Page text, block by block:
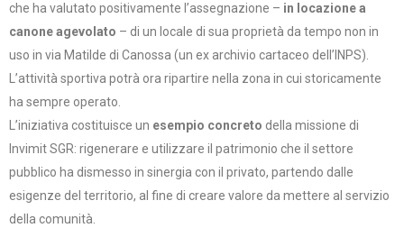
che ha valutato positivamente l’assegnazione – in locazione a
canone agevolato – di un locale di sua proprietà da tempo non in
uso in via Matilde di Canossa (un ex archivio cartaceo dell’INPS).
L’attività sportiva potrà ora ripartire nella zona in cui storicamente
ha sempre operato.
L’iniziativa costituisce un esempio concreto della missione di
Invimit SGR: rigenerare e utilizzare il patrimonio che il settore
pubblico ha dismesso in sinergia con il privato, partendo dalle
esigenze del territorio, al fine di creare valore da mettere al servizio
della comunità.